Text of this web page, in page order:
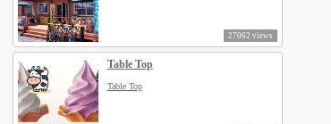
27062 views
Table Top
Table Top